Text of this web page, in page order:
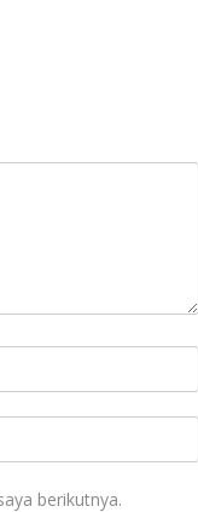
berikutnya.